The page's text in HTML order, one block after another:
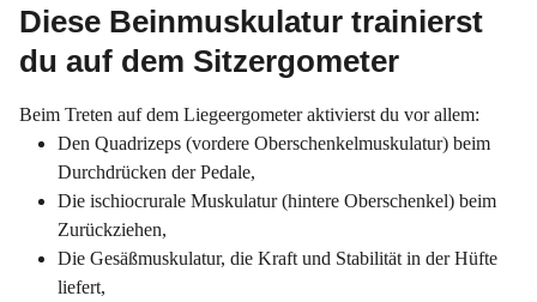
Diese Beinmuskulatur trainierst
du auf dem Sitzergometer
Beim Treten auf dem Liegeergometer aktivierst du vor allem:
Den Quadrizeps (vordere Oberschenkelmuskulatur) beim
Durchdrücken der Pedale,
Die ischiocrurale Muskulatur (hintere Oberschenkel) beim
Zurückziehen,
Die Gesäßmuskulatur, die Kraft und Stabilität in der Hüfte
liefert,